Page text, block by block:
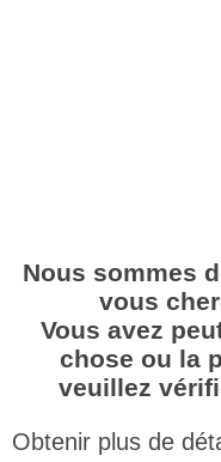
Nous sommes
vous
Vous avez
chose ou la
veuillez
Obtenir plus de